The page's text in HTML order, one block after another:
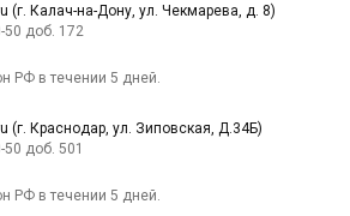
(г. Калач-на-Дону, ул. Чекмарева, д. 8)
50 доб. 172
РФ в течении 5 дней.
(г. Краснодар, ул. Зиповская, Д.34Б)
доб. 501
РФ в течении 5 дней.